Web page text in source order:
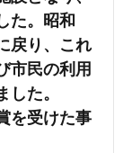
た。昭和
戻り、これ
市民の利用
た。
を受けた事